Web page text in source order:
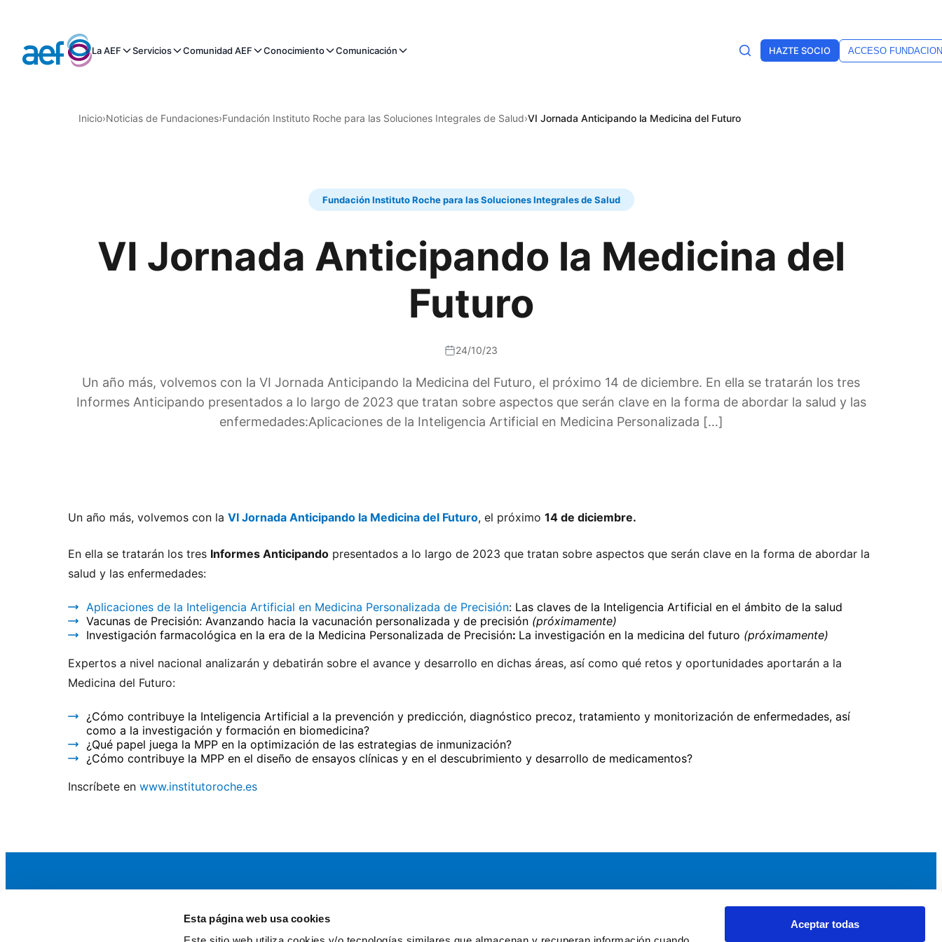
Esta página web usa cookies
Aceptar todas
La AEF Servicios Comunidad AEF Conocimiento Comunicación HAZTE SOCIO ACCESO
Inicio›Noticias de Fundaciones›Fundación Instituto Roche para las Soluciones Integrales de Salud›VI Jornada Anticipando la Medicina del Futuro
Fundación Instituto Roche para las Soluciones Integrales de Salud
VI Jornada Anticipando la Medicina del
Futuro
24/10/23
Un año más, volvemos con la VI Jornada Anticipando la Medicina del Futuro, el próximo 14 de diciembre. En ella se tratarán los tres
Informes Anticipando presentados a lo largo de 2023 que tratan sobre aspectos que serán clave en la forma de abordar la salud y las
enfermedades:Aplicaciones de la Inteligencia Artificial en Medicina Personalizada […]
Un año más, volvemos con la VI Jornada Anticipando la Medicina del Futuro, el próximo 14 de diciembre.
En ella se tratarán los tres Informes Anticipando presentados a lo largo de 2023 que tratan sobre aspectos que serán clave en la forma de abordar la
salud y las enfermedades:
Aplicaciones de la Inteligencia Artificial en Medicina Personalizada de Precisión: Las claves de la Inteligencia Artificial en el ámbito de la salud
Vacunas de Precisión: Avanzando hacia la vacunación personalizada y de precisión (próximamente)
Investigación farmacológica en la era de la Medicina Personalizada de Precisión: La investigación en la medicina del futuro (próximamente)
Expertos a nivel nacional analizarán y debatirán sobre el avance y desarrollo en dichas áreas, así como qué retos y oportunidades aportarán a la
Medicina del Futuro:
¿Cómo contribuye la Inteligencia Artificial a la prevención y predicción, diagnóstico precoz, tratamiento y monitorización de enfermedades, así
como a la investigación y formación en biomedicina?
¿Qué papel juega la MPP en la optimización de las estrategias de inmunización?
¿Cómo contribuye la MPP en el diseño de ensayos clínicas y en el descubrimiento y desarrollo de medicamentos?
Inscríbete en www.institutoroche.es
Noticias y Eventos